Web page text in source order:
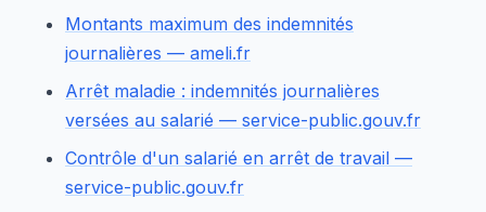
Montants maximum des indemnités
journalières — ameli.fr
Arrêt maladie : indemnités journalières
versées au salarié — service-public.gouv.fr
Contrôle d'un salarié en arrêt de travail —
service-public.gouv.fr